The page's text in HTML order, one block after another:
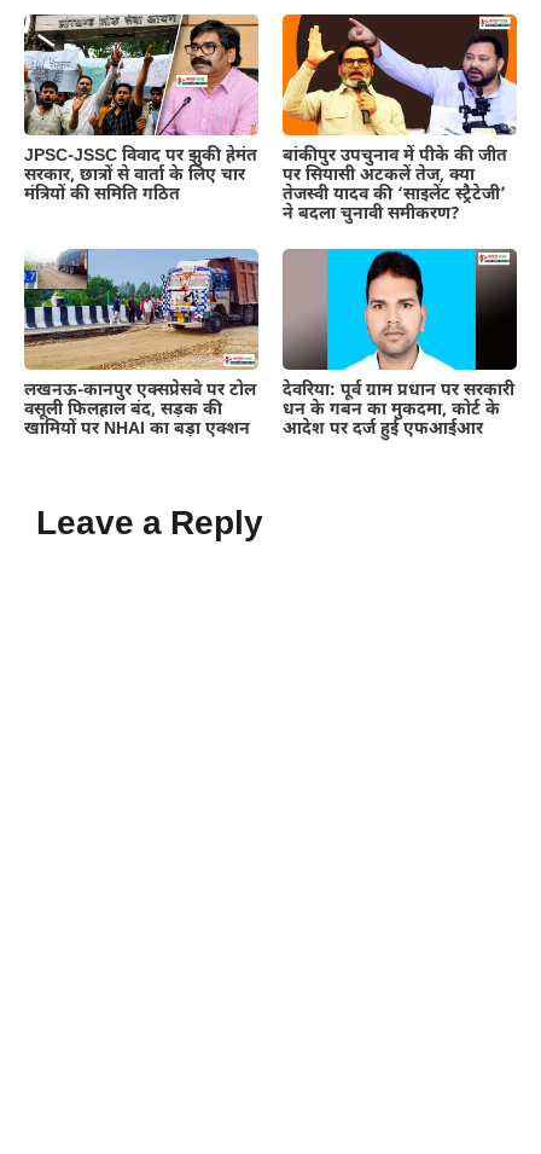
JPSC-JSSC विवाद पर झुकी हेमंत
सरकार, छात्रों से वार्ता के लिए चार
मंत्रियों की समिति गठित
बांकीपुर उपचुनाव में पीके की जीत
पर सियासी अटकलें तेज, क्या
तेजस्वी यादव की ‘साइलेंट स्ट्रैटेजी’
ने बदला चुनावी समीकरण?
लखनऊ-कानपुर एक्सप्रेसवे पर टोल
वसूली फिलहाल बंद, सड़क की
खामियों पर NHAI का बड़ा एक्शन
देवरिया: पूर्व ग्राम प्रधान पर सरकारी
धन के गबन का मुकदमा, कोर्ट के
आदेश पर दर्ज हुई एफआईआर
Leave a Reply